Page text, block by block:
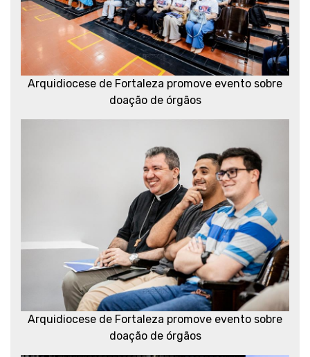
Arquidiocese de Fortaleza promove evento sobre
doação de órgãos
Arquidiocese de Fortaleza promove evento sobre
doação de órgãos